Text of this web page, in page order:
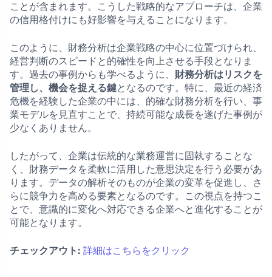
ことが含まれます。こうした戦略的なアプローチは、企業
の信用格付けにも好影響を与えることになります。
このように、財務分析は企業戦略の中心に位置づけられ、
経営判断のスピードと的確性を向上させる手段となりま
す。過去の事例からも学べるように、 財務分析はリスクを
管理し、機会を捉える鍵となるのです。特に、最近の経済
危機を経験した企業の中には、的確な財務分析を行い、事
業モデルを見直すことで、持続可能な成長を遂げた事例が
少なくありません。
したがって、企業は伝統的な業務運営に固執することな
く、財務データを柔軟に活用した意思決定を行う必要があ
ります。データの解析そのものが企業の変革を促進し、さ
らに競争力を高める要素となるのです。この視点を持つこ
とで、意識的に変化へ対応できる企業へと進化することが
可能となります。
チェックアウト: 詳細はこちらをクリック